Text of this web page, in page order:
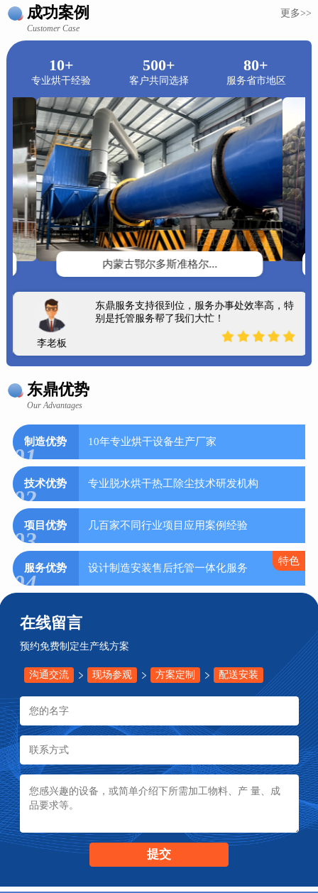
成功案例 更多>>
Customer Case
10+
专业烘干经验
500+
客户共同选择
80+
服务省市地区
内蒙古鄂尔多斯准格尔...
李老板
东鼎服务支持很到位，服务办事处效率高，特
别是托管服务帮了我们大忙！
东鼎优势
Our Advantages
制造优势
01
10年专业烘干设备生产厂家
技术优势
02
专业脱水烘干热工除尘技术研发机构
项目优势
03
几百家不同行业项目应用案例经验
服务优势
04
设计制造安装售后托管一体化服务
特色
在线留言
预约免费制定生产线方案
沟通交流 现场参观 方案定制 配送安装